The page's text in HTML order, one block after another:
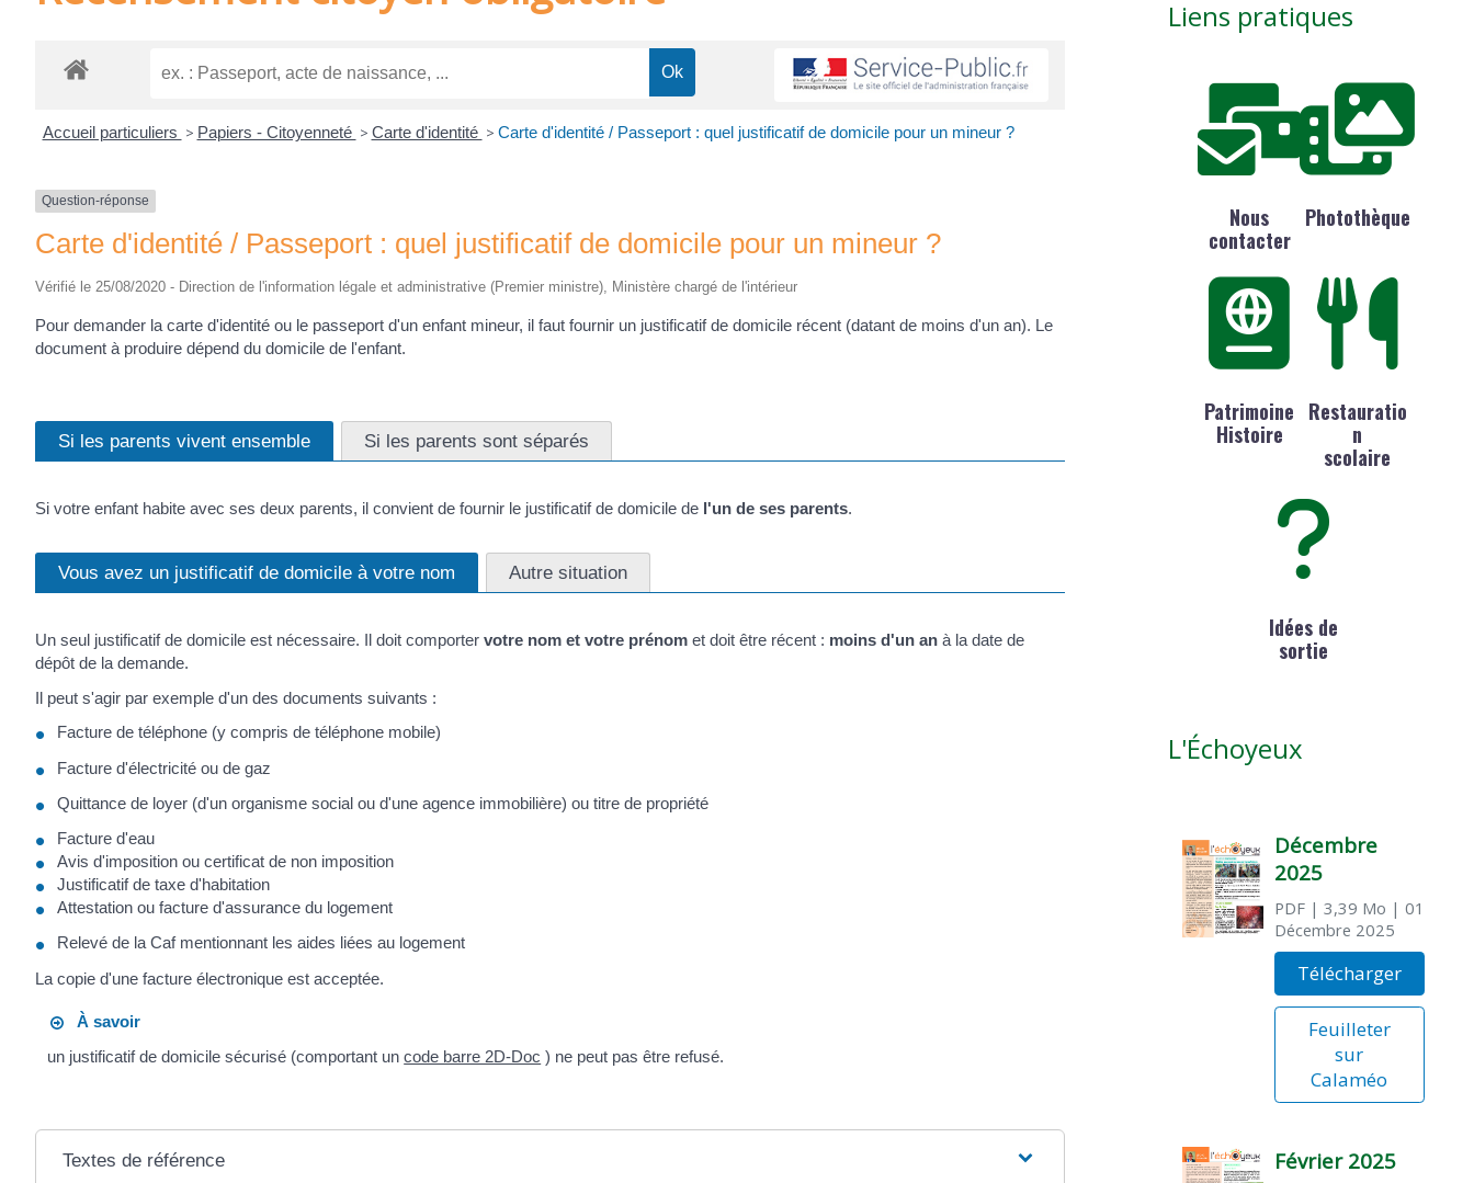
Accueil particuliers > Papiers - Citoyenneté > Carte d'identité > Carte d'identité / Passeport : quel justificatif de domicile pour un mineur ?
Question-réponse
Carte d'identité / Passeport : quel justificatif de domicile pour un mineur ?
Vérifié le 25/08/2020 - Direction de l'information légale et administrative (Premier ministre), Ministère chargé de l'intérieur
Pour demander la carte d'identité ou le passeport d'un enfant mineur, il faut fournir un justificatif de domicile récent (datant de moins d'un an). Le
document à produire dépend du domicile de l'enfant.
Si les parents vivent ensemble Si les parents sont séparés
Si votre enfant habite avec ses deux parents, il convient de fournir le justificatif de domicile de l'un de ses parents.
Vous avez un justificatif de domicile à votre nom Autre situation
Un seul justificatif de domicile est nécessaire. Il doit comporter votre nom et votre prénom et doit être récent : moins d'un an à la date de
dépôt de la demande.
Il peut s'agir par exemple d'un des documents suivants :
Facture de téléphone (y compris de téléphone mobile)
Facture d'électricité ou de gaz
Quittance de loyer (d'un organisme social ou d'une agence immobilière) ou titre de propriété
Facture d'eau
Avis d'imposition ou certificat de non imposition
Justificatif de taxe d'habitation
Attestation ou facture d'assurance du logement
Relevé de la Caf mentionnant les aides liées au logement
La copie d'une facture électronique est acceptée.
À savoir
un justificatif de domicile sécurisé (comportant uncode barre 2D-Doc ) ne peut pas être refusé.
Textes de référence
Liens pratiques
Nous
contacter
Photothèque
Patrimoine
Histoire
Restauratio
n
scolaire
Idées de
sortie
L'Échoyeux
Décembre
2025
PDF| 3,39 Mo | 01
Décembre 2025
Télécharger
Feuilleter
sur
Calaméo
Février 2025